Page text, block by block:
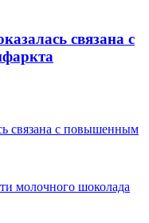
связана с
связана с повышенным
молочного шоколада